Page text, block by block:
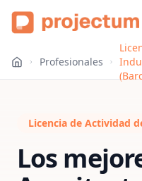
Profesionales
Licencia de Actividad
Los